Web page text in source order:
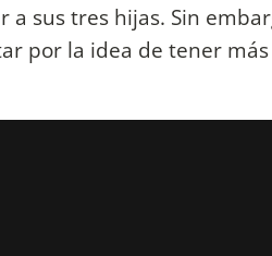
a sus tres hijas. Sin
por la idea de tener